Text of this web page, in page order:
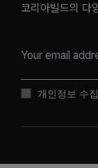
코리아빌드의 다
개인정보 수